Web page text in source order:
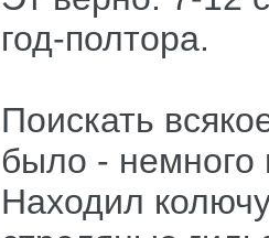
год-полтора.
Поискать
было - немного
Находил